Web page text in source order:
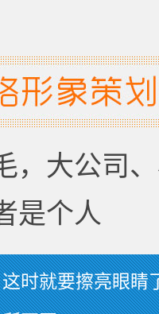
，大公司
是个人
时就要擦亮眼睛